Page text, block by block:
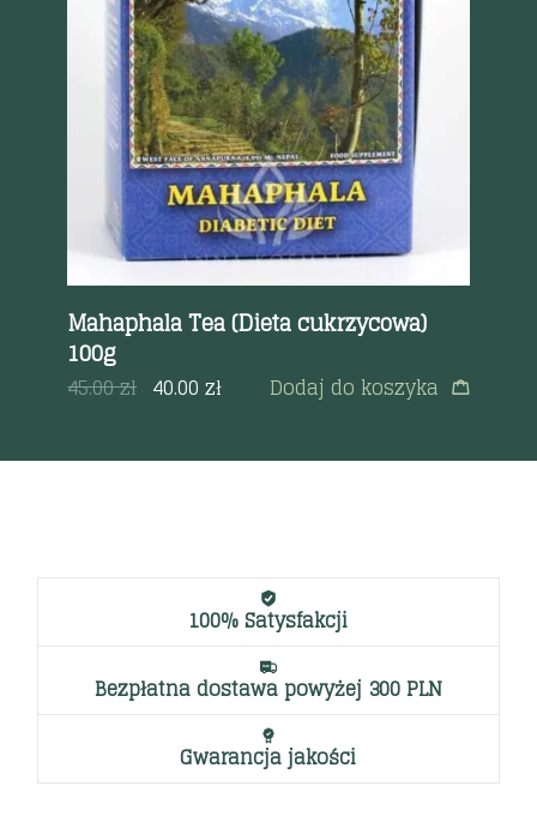
Szybki podgląd
Mahaphala Tea (Dieta cukrzycowa)
100g
45.00zł 40.00zł Dodaj do koszyka
100% Satysfakcji
Bezpłatna dostawa powyżej 300 PLN
Gwarancja jakości